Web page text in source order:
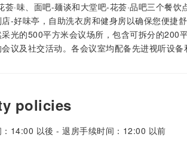
荟·味、面吧-麺谈和大堂吧-花荟·品吧三个餐
-好味亭，自助洗衣房和健身房以确保您便捷舒
光的500平方米会议场所，包含可拆分的200
议及社交活动。各会议室均配备先进视听设备
policies
14:00 以後 - 退房手续时间：12:00 以前